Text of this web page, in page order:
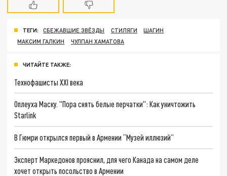
ТЕГИ: СБЕЖАВШИЕ ЗВЁЗДЫ СТИЛЯГИ
ШАГИН
МАКСИМ ГАЛКИН
ЧУЛПАН ХАМАТОВА
ЧИТАЙТЕ ТАКЖЕ:
Технофашисты XXI века
Оплеуха Маску. "Пора снять белые перчатки": Как уничтожить
Starlink
В Гюмри открылся первый в Армении “Музей иллюзий”
Эксперт Маркедонов прояснил, для чего Канада на самом деле
хочет открыть посольство в Армении